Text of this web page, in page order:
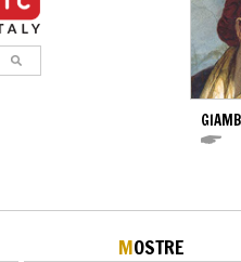
MOSTRE